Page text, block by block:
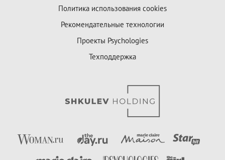
Политика использования cookies
Рекомендательные технологии
Проекты Psychologies
Техподдержка